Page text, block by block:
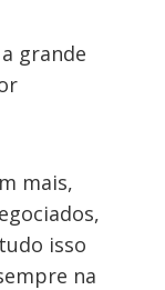
grande
mais,
isso
na